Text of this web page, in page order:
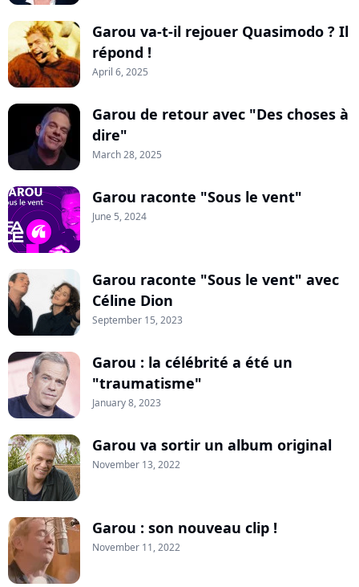
Garou va-t-il rejouer Quasimodo ? Il
répond !
April 6, 2025
Garou de retour avec "Des choses à
dire"
March 28, 2025
Garou raconte "Sous le vent"
June 5, 2024
Garou raconte "Sous le vent" avec
Céline Dion
September 15, 2023
Garou : la célébrité a été un
"traumatisme"
January 8, 2023
Garou va sortir un album original
November 13, 2022
Garou : son nouveau clip !
November 11, 2022